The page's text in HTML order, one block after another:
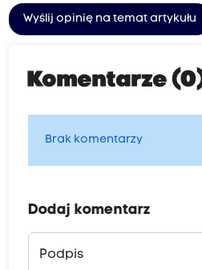
Wyślij opinię na temat artykułu
Komentarze
Brak komentarzy
Dodaj komentarz
Podpis